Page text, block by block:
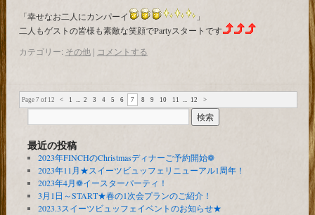
「幸せなお二人にカンパーイ
」
二人もゲストの皆様も素敵な笑顔でPartyスタートです
カテゴリー: その他 | コメントする
Page 7 of 12 < 1 ... 2 3 4 5 6 7 8 9 10 11 ... 12 >
最近の投稿
2023年FINCHのChristmasディナーご予約開始❁
2023年11月★スイーツビュッフェリニューアル1周年！
2023年4月❁イースターパーティ！
3月1日～START★春の1次会プランのご紹介！
2023.3スイーツビュッフェイベントのお知らせ★